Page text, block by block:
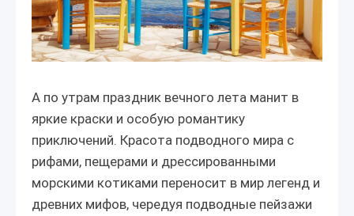
А по утрам праздник вечного лета манит в
яркие краски и особую романтику
приключений. Красота подводного мира с
рифами, пещерами и дрессированными
морскими котиками переносит в мир легенд и
древних мифов, чередуя подводные пейзажи